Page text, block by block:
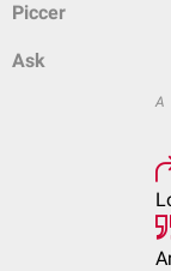
Piccer
Ask
A